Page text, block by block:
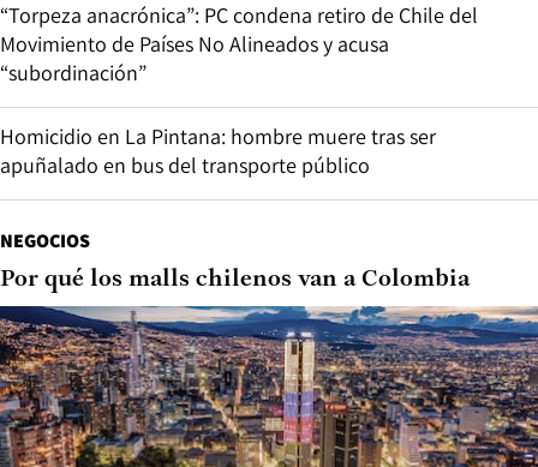
“Torpeza anacrónica”: PC condena retiro de Chile del
Movimiento de Países No Alineados y acusa
“subordinación”
Homicidio en La Pintana: hombre muere tras ser
apuñalado en bus del transporte público
NEGOCIOS
Por qué los malls chilenos van a Colombia